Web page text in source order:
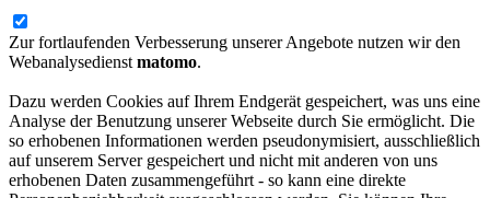
Zur fortlaufenden Verbesserung unserer Angebote nutzen wir den
Webanalysedienst matomo.
Dazu werden Cookies auf Ihrem Endgerät gespeichert, was uns eine
Analyse der Benutzung unserer Webseite durch Sie ermöglicht. Die
so erhobenen Informationen werden pseudonymisiert, ausschließlich
auf unserem Server gespeichert und nicht mit anderen von uns
erhobenen Daten zusammengeführt - so kann eine direkte